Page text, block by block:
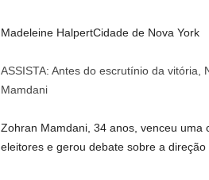
Madeleine HalpertCidade de Nova York
ASSISTA: Antes do escrutínio da vitória,
Mamdani
Zohran Mamdani, 34 anos, venceu uma
eleitores e gerou debate sobre a